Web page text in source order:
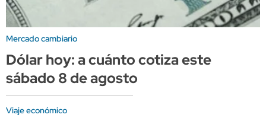
Mercado cambiario
Dólar hoy: a cuánto cotiza este
sábado 8 de agosto
Viaje económico